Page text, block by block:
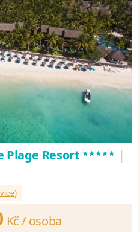
Plage Resort***** |
více)
Kč / osoba